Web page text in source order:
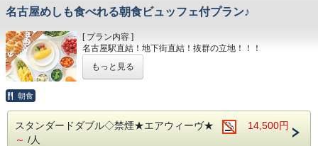
ホテル隣接の名鉄名古屋駅から直通電車が発着しています！
名鉄名古屋駅：徒歩１分 近鉄名古屋駅：徒歩１分
ＪＲ名古屋駅：徒歩４分
名古屋市営地下鉄：東山線・桜通線まで徒歩３分
名古屋めしも食べれる朝食ビュッフェ付プラン♪
[ プラン内容 ]
名古屋駅直結！地下街直結！抜群の立地！！！
もちろんお部屋でインターネット接続可能！
電気スタンドの貸し出しもあり
■お客様に安全にお過ごしいただく為に、お客様の触れる機
もっと見る
朝食
スタンダードダブル◇禁煙★エアウィーヴ★
14,500円
～ /人